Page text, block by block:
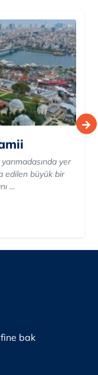
dokusunda
anıtsal bir
...
bak